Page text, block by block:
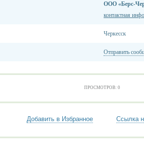
ООО «Берс-
контактная
Черкесск
Отправить
ПРОСМОТРОВ: 0
Добавить в Избранное Ссылка